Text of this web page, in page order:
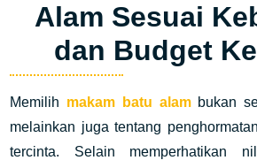
Alam Sesuai
dan Budget
Memilih makam batu alambukan
melainkan juga tentang
tercinta. Selain memperhatikan